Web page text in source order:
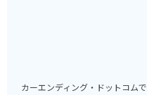
カーエンディング・ドットコム